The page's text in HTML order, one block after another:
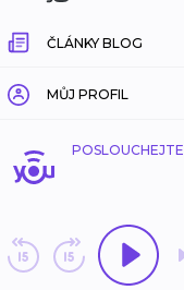
ČLÁNKY BLOG
MŮJ PROFIL
POSLOUCHEJTE